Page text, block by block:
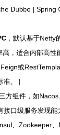
Dubbo | Spring
，默认基于Netty
高，适合内部高性
或
准。 |
方组件，如Nacos
接口级服务发现能
、Zookeeper